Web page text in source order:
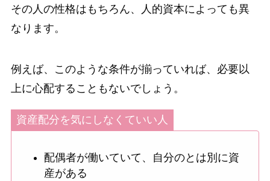
その人の性格はもちろん、人的資本によっても異
なります。
例えば、このような条件が揃っていれば、必要以
上に心配することもないでしょう。
資産配分を気にしなくていい人
配偶者が働いていて、自分のとは別に資
産がある